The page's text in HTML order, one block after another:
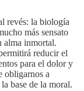
revés: la biología
más sensato
alma inmortal.
reducir el
para el dolor y
obligarnos a
base de la moral.